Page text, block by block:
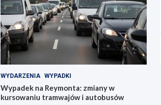
WYDARZENIA WYPADKI
Wypadek na Reymonta: zmiany w
kursowaniu tramwajów i autobusów